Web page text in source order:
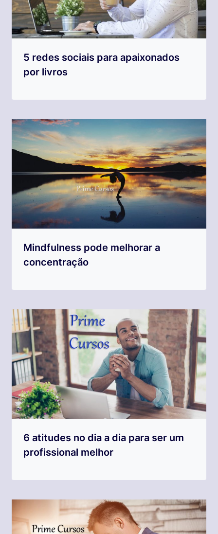
5 redes sociais para apaixonados
por livros
Mindfulness pode melhorar a
concentração
6 atitudes no dia a dia para ser um
profissional melhor